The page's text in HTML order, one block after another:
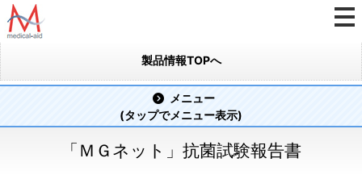
製品情報TOPへ
メニュー
(タップでメニュー表示)
「ＭＧネット」抗菌試験報告書